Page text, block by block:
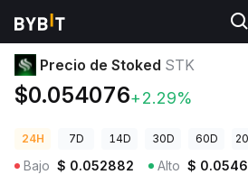
Precios de Criptomonedas Precio de
Precio de Stoked STK
$0.054076+2.29%
24H 7D 14D 30D 60D
Bajo $ 0.052882 Alto $